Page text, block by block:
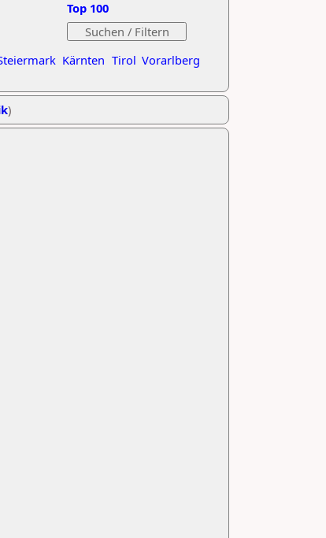
Kärnten Tirol Vorarlberg
Top 100
)